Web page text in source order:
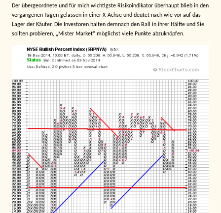
Der übergeordnete und für mich wichtigste Risikoindikator überhaupt blieb in den
vergangenen Tagen gelassen in einer X-Achse und deutet nach wie vor auf das
Lager der Käufer. Die Investoren halten demnach den Ball in ihrer Hälfte und Sie
sollten probieren, „Mister Market“ möglichst viele Punkte abzuknöpfen.